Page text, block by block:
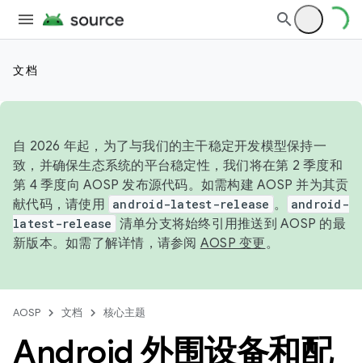
文档
自 2026 年起，为了与我们的主干稳定开发模型保持一
致，并确保生态系统的平台稳定性，我们将在第 2 季度和
第 4 季度向 AOSP 发布源代码。如需构建 AOSP 并为其贡
献代码，请使用 android-latest-release 。
android-
latest-release 清单分支将始终引用推送到 AOSP 的最
新版本。如需了解详情，请参阅 AOSP 变更。
AOSP 文档 核心主题
Android 外围设备和配